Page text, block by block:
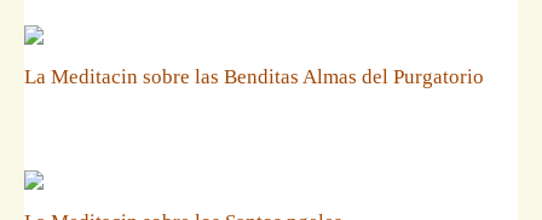
La Meditacin sobre las Benditas Almas del Purgatorio